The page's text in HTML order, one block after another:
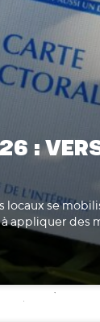
:
se
appliquer des